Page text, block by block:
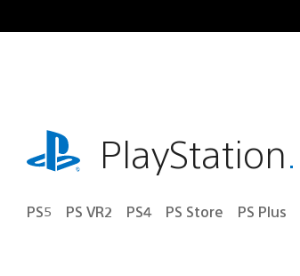
al
playstation.comPlayStation
PS5 PS VR2 PS4 PS Store PS Plus